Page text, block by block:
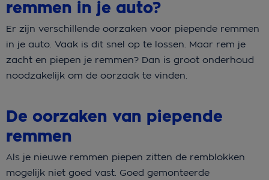
remmen in je auto?
Er zijn verschillende oorzaken voor piepende remmen
in je auto. Vaak is dit snel op te lossen. Maar rem je
zacht en piepen je remmen? Dan is groot onderhoud
noodzakelijk om de oorzaak te vinden.
De oorzaken van piepende
remmen
Als je nieuwe remmen piepen zitten de remblokken
mogelijk niet goed vast. Goed gemonteerde